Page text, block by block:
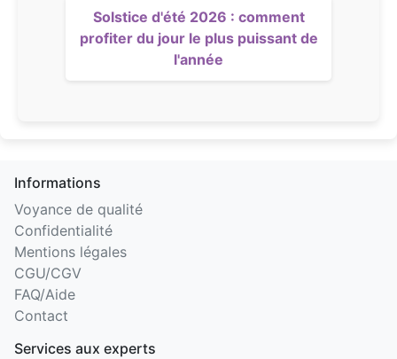
Solstice d'été 2026 : comment
profiter du jour le plus puissant de
l'année
Informations
Voyance de qualité
Confidentialité
Mentions légales
CGU/CGV
FAQ/Aide
Contact
Services aux experts